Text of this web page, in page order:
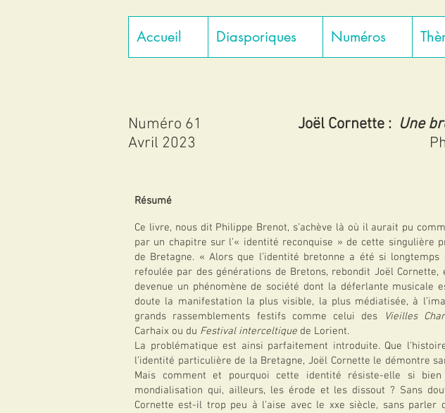
Accueil Diasporiques Numéros
Numéro 61
Avril 2023
Joël Cornette : Une
Résumé
Ce livre, nous dit Philippe Brenot, s’achève là où il aurait pu
par un chapitre sur l’« identité reconquise » de cette singulière
de Bretagne. « Alors que l’identité bretonne a été si longtemps
refoulée par des générations de Bretons, rebondit Joël Cornette,
devenue un phénomène de société dont la déferlante musicale
doute la manifestation la plus visible, la plus médiatisée, à
grands rassemblements festifs comme celui des
Vieilles
Carhaix ou du Festival interceltique de Lorient.
La problématique est ainsi parfaitement introduite. Que
l’identité particulière de la Bretagne, Joël Cornette le démontre
Mais comment et pourquoi cette identité résiste-elle si
mondialisation qui, ailleurs, les érode et les dissout ? Sans
Cornette est-il trop peu à l’aise avec le xxe siècle, sans parler